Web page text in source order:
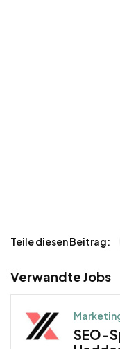
Teile diesen Beitrag:
Verwandte Jobs
SEO-